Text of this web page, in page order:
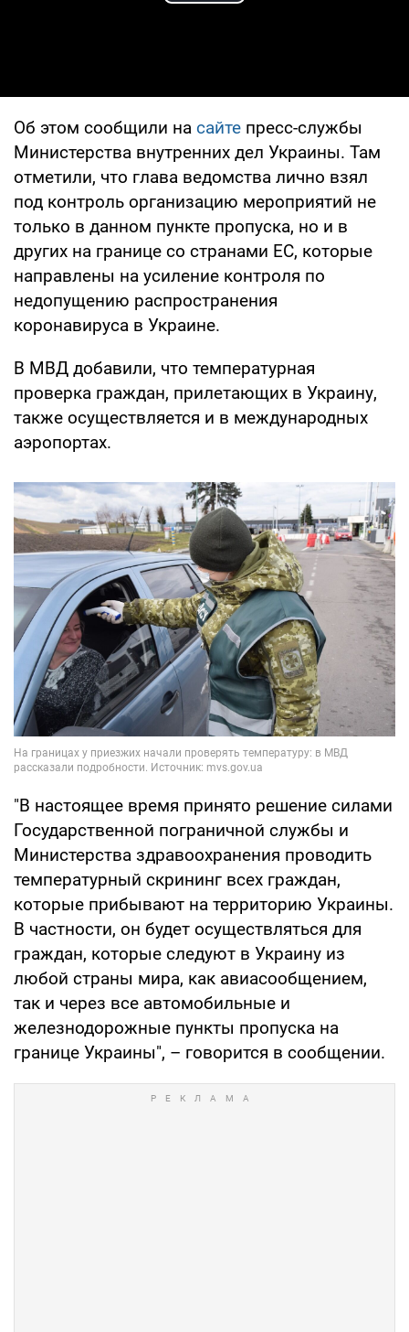
Об этом сообщили на сайте пресс-службы
Министерства внутренних дел Украины. Там
отметили, что глава ведомства лично взял
под контроль организацию мероприятий не
только в данном пункте пропуска, но и в
других на границе со странами ЕС, которые
направлены на усиление контроля по
недопущению распространения
коронавируса в Украине.
В МВД добавили, что температурная
проверка граждан, прилетающих в Украину,
также осуществляется и в международных
аэропортах.
"В настоящее время принято решение силами
Государственной пограничной службы и
Министерства здравоохранения проводить
температурный скрининг всех граждан,
которые прибывают на территорию Украины.
В частности, он будет осуществляться для
граждан, которые следуют в Украину из
любой страны мира, как авиасообщением,
так и через все автомобильные и
железнодорожные пункты пропуска на
границе Украины", – говорится в сообщении.